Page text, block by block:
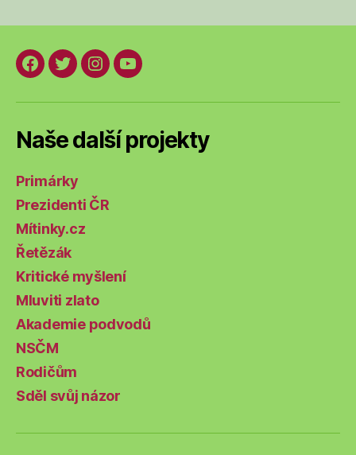
Facebook
TwitterInstagramYouTube
Naše další projekty
Primárky
Prezidenti ČR
Mítinky.cz
Řetězák
Kritické myšlení
Mluviti zlato
Akademie podvodů
NSČM
Rodičům
Sděl svůj názor